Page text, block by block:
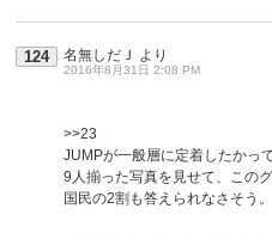
124 名無しだＪ より
2016年8月31日 2:08 PM
>>23
JUMPが一般層に定着したかっ
9人揃った写真を見せて、この
国民の2割も答えられなさそう。